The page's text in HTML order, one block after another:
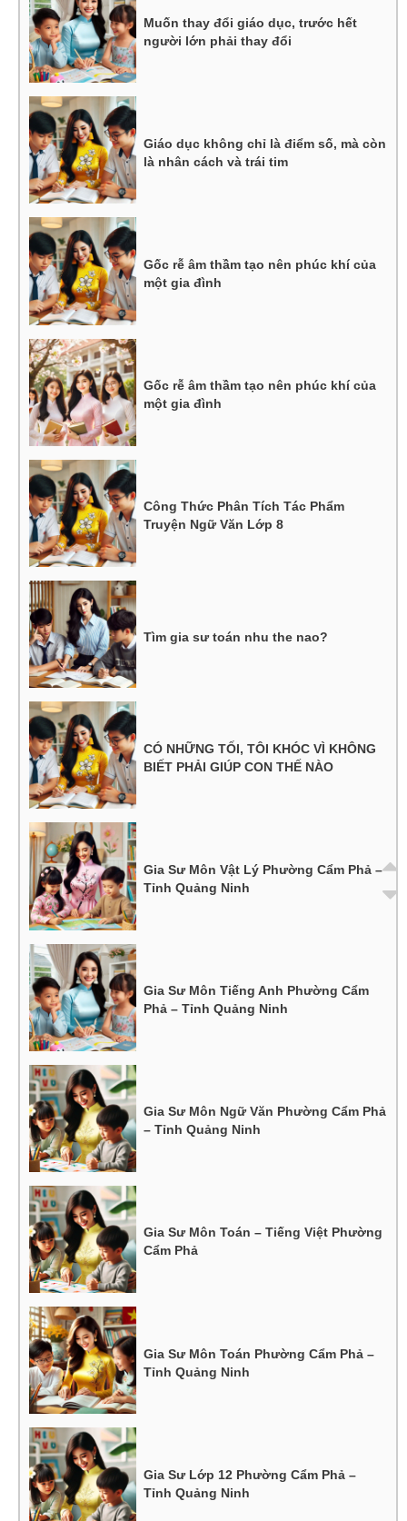
Muốn thay đổi giáo dục, trước hết
người lớn phải thay đổi
Giáo dục không chỉ là điểm số, mà còn
là nhân cách và trái tim
Gốc rễ âm thầm tạo nên phúc khí của
một gia đình
Gốc rễ âm thầm tạo nên phúc khí của
một gia đình
Công Thức Phân Tích Tác Phẩm
Truyện Ngữ Văn Lớp 8
Tìm gia sư toán nhu the nao?
CÓ NHỮNG TỐI, TÔI KHÓC VÌ KHÔNG
BIẾT PHẢI GIÚP CON THẾ NÀO
Gia Sư Môn Vật Lý Phường Cẩm Phả –
Tỉnh Quảng Ninh
Gia Sư Môn Tiếng Anh Phường Cẩm
Phả – Tỉnh Quảng Ninh
Gia Sư Môn Ngữ Văn Phường Cẩm Phả
– Tỉnh Quảng Ninh
Gia Sư Môn Toán – Tiếng Việt Phường
Cẩm Phả
Gia Sư Môn Toán Phường Cẩm Phả –
Tỉnh Quảng Ninh
Gia Sư Lớp 12 Phường Cẩm Phả –
Tỉnh Quảng Ninh